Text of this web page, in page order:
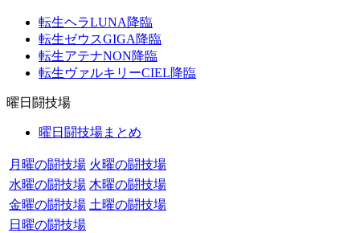
転生ヘラLUNA降臨
転生ゼウスGIGA降臨
転生アテナNON降臨
転生ヴァルキリーCIEL降臨
曜日闘技場
曜日闘技場まとめ
月曜の闘技場 火曜の闘技場
水曜の闘技場 木曜の闘技場
金曜の闘技場 土曜の闘技場
日曜の闘技場